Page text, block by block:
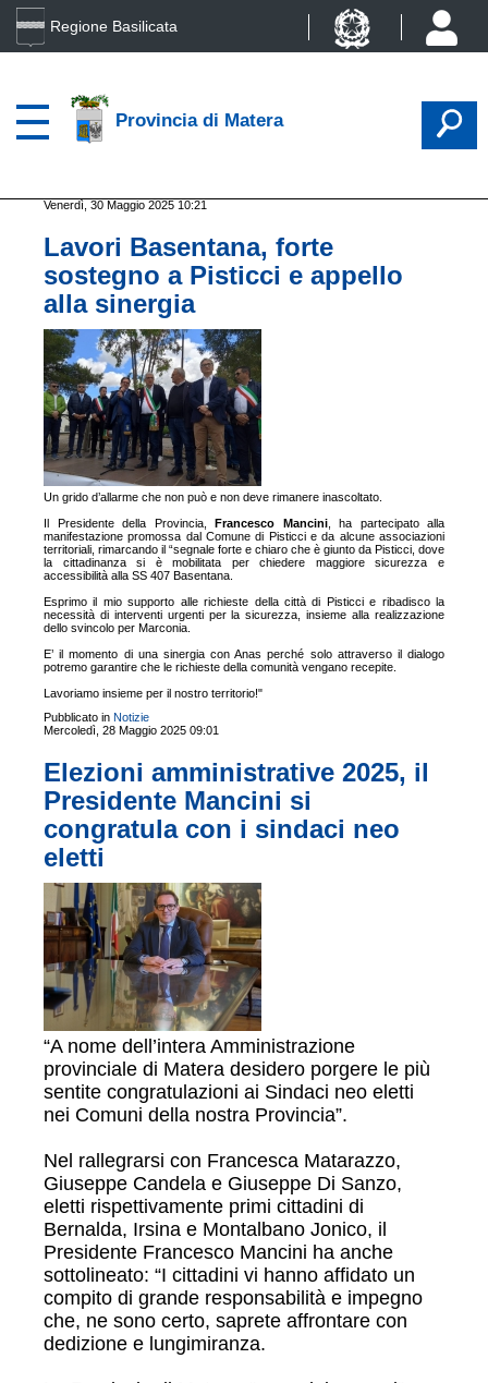
Regione Basilicata
Provincia di Matera
Venerdì, 30 Maggio 2025 10:21
Lavori Basentana, forte
sostegno a Pisticci e appello
alla sinergia
Un grido d’allarme che non può e non deve rimanere inascoltato.
Il Presidente della Provincia, Francesco Mancini, ha partecipato alla
manifestazione promossa dal Comune di Pisticci e da alcune associazioni
territoriali, rimarcando il “segnale forte e chiaro che è giunto da Pisticci, dove
la cittadinanza si è mobilitata per chiedere maggiore sicurezza e
accessibilità alla SS 407 Basentana.
Esprimo il mio supporto alle richieste della città di Pisticci e ribadisco la
necessità di interventi urgenti per la sicurezza, insieme alla realizzazione
dello svincolo per Marconia.
E’ il momento di una sinergia con Anas perché solo attraverso il dialogo
potremo garantire che le richieste della comunità vengano recepite.
Lavoriamo insieme per il nostro territorio!"
Pubblicato in Notizie
Mercoledì, 28 Maggio 2025 09:01
Elezioni amministrative 2025, il
Presidente Mancini si
congratula con i sindaci neo
eletti
“A nome dell’intera Amministrazione
provinciale di Matera desidero porgere le più
sentite congratulazioni ai Sindaci neo eletti
nei Comuni della nostra Provincia”.
Nel rallegrarsi con Francesca Matarazzo,
Giuseppe Candela e Giuseppe Di Sanzo,
eletti rispettivamente primi cittadini di
Bernalda, Irsina e Montalbano Jonico, il
Presidente Francesco Mancini ha anche
sottolineato: “I cittadini vi hanno affidato un
compito di grande responsabilità e impegno
che, ne sono certo, saprete affrontare con
dedizione e lungimiranza.